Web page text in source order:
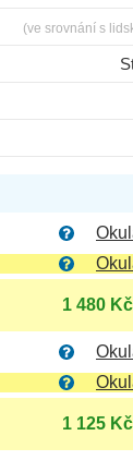
(ve srovnání s
1 480 Kč
1 125 Kč